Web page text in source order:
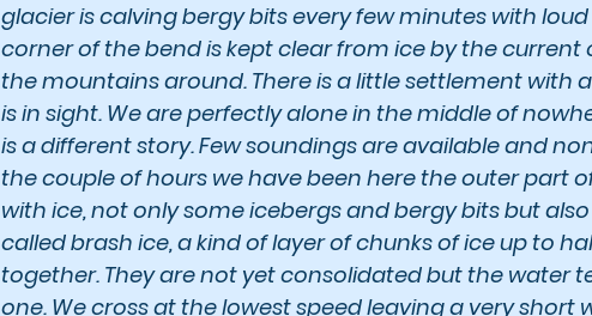
glacier is calving bergy bits every few minutes with
corner of the bend is kept clear from ice by the
the mountains around. There is a little settlement with
is in sight. We are perfectly alone in the middle of
is a different story. Few soundings are available and
the couple of hours we have been here the outer part
with ice, not only some icebergs and bergy bits but
called brash ice, a kind of layer of chunks of ice up to
together. They are not yet consolidated but the water
one. We cross at the lowest speed leaving a very short